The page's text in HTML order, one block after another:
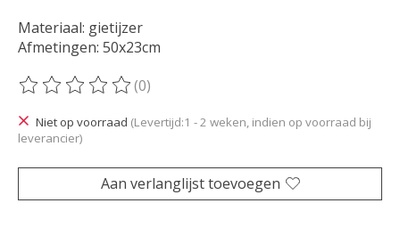
Materiaal: gietijzer
Afmetingen: 50x23cm
De beoordeling van dit product is
(0)
Niet op voorraad (Levertijd:1 - 2 weken, indien op voorraad bij
leverancier)
Aan verlanglijst toevoegen